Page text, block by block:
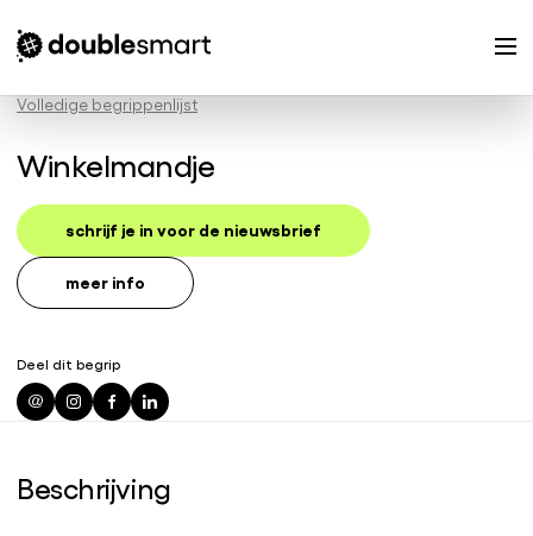
Volledige begrippenlijst
Winkelmandje
schrijf je in voor de nieuwsbrief
meer info
Deel dit begrip
Beschrijving